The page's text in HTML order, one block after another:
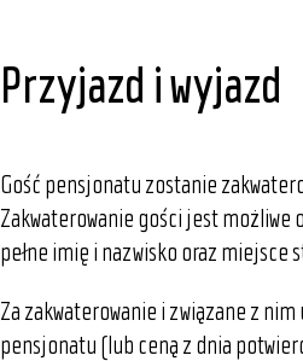
Przyjazd i wyjazd
Gość pensjonatu zostanie
Zakwaterowanie gości jest możliwe
pełne imię i nazwisko oraz miejsce
Za zakwaterowanie i związane z
pensjonatu (lub ceną z dnia